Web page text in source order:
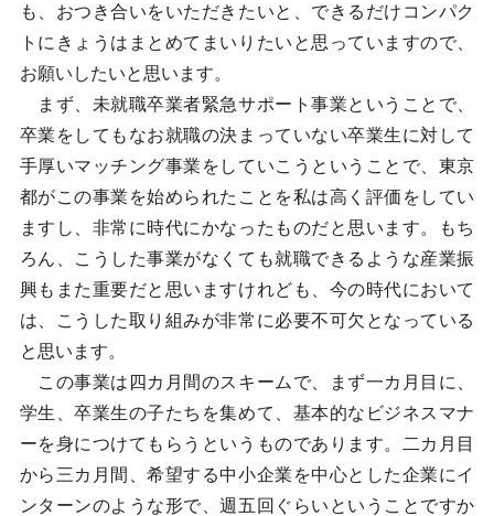
も、おつき合いをいただきたいと、できるだけコンパク
トにきょうはまとめてまいりたいと思っていますので、
お願いしたいと思います。
まず、未就職卒業者緊急サポート事業ということで、
卒業をしてもなお就職の決まっていない卒業生に対して
手厚いマッチング事業をしていこうということで、東京
都がこの事業を始められたことを私は高く評価をしてい
ますし、非常に時代にかなったものだと思います。もち
ろん、こうした事業がなくても就職できるような産業振
興もまた重要だと思いますけれども、今の時代において
は、こうした取り組みが非常に必要不可欠となっている
と思います。
この事業は四カ月間のスキームで、まず一カ月目に、
学生、卒業生の子たちを集めて、基本的なビジネスマナ
ーを身につけてもらうというものであります。二カ月目
から三カ月間、希望する中小企業を中心とした企業にイ
ンターンのような形で、週五回ぐらいということですか